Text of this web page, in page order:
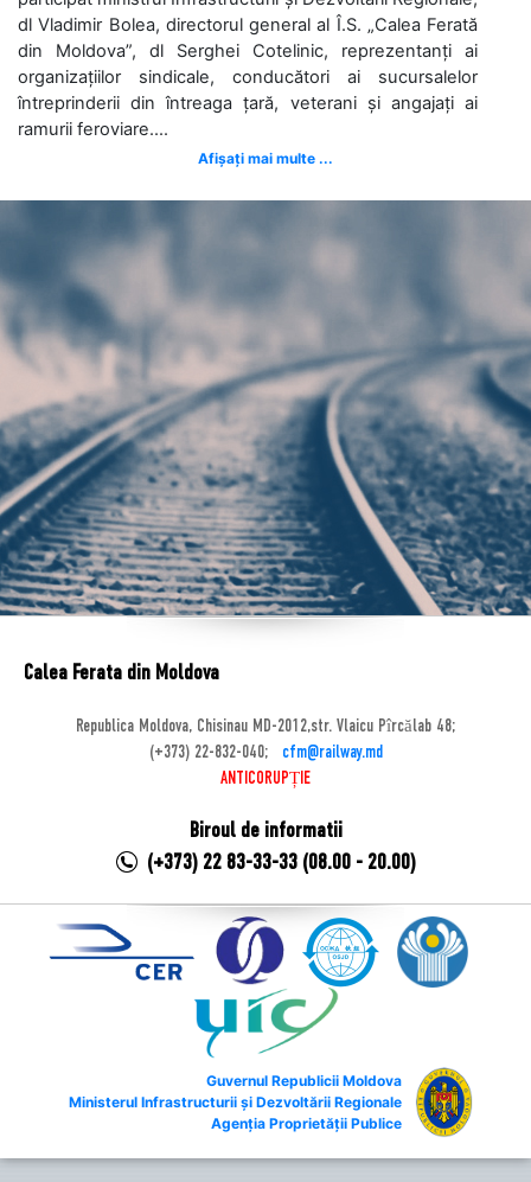
dl Vladimir Bolea, directorul general al Î.S. „Calea Ferată
din Moldova”, dl Serghei Cotelinic, reprezentanți ai
organizațiilor sindicale, conducători ai sucursalelor
întreprinderii din întreaga țară, veterani și angajați ai
ramurii feroviare....
Afișați mai multe ...
Calea Ferata din Moldova
Republica Moldova, Chisinau MD-2012,str. Vlaicu Pîrcălab 48;
(+373) 22-832-040;
cfm@railway.md
ANTICORUPȚIE
Biroul de informatii
(+373) 22 83-33-33 (08.00 - 20.00)
Guvernul Republicii Moldova
Ministerul Infrastructurii și Dezvoltării Regionale
Agenția Proprietății Publice